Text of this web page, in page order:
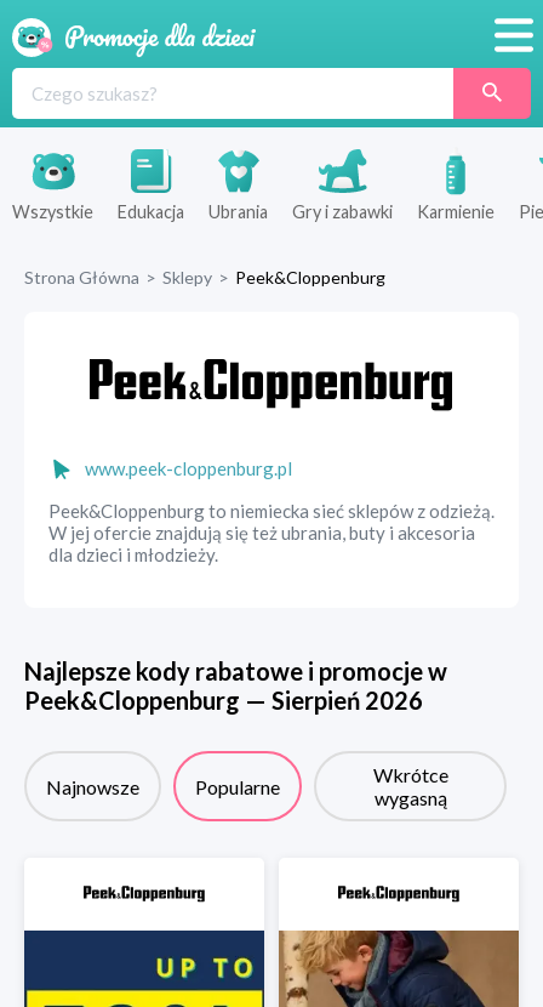
Produkty
Sklepy
Wszystkie Edukacja Ubrania Gry i zabawki Karmienie
Strona Główna > Sklepy > Peek&Cloppenburg
www.peek-cloppenburg.pl
Peek&Cloppenburg to niemiecka sieć sklepów z odzieżą.
W jej ofercie znajdują się też ubrania, buty i akcesoria
dla dzieci i młodzieży.
Najlepsze kody rabatowe i promocje w
Peek&Cloppenburg — Sierpień 2026
Najnowsze Popularne
Wkrótce
wygasną